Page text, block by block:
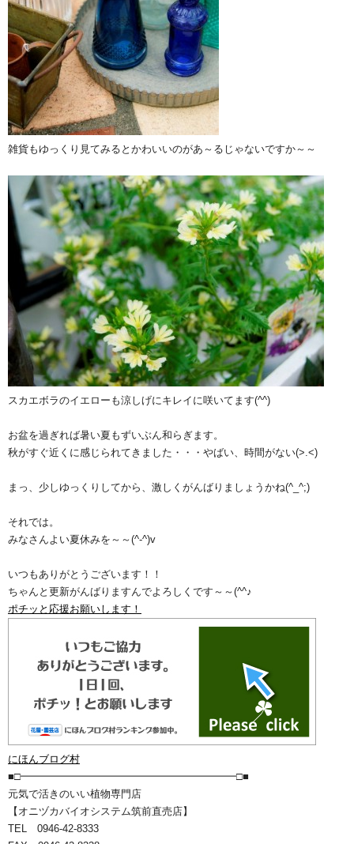
雑貨もゆっくり見てみるとかわいいのがあ～るじゃないですか～～
スカエボラのイエローも涼しげにキレイに咲いてます(^^)
お盆を過ぎれば暑い夏もずいぶん和らぎます。
秋がすぐ近くに感じられてきました・・・やばい、時間がない(>.<)
まっ、少しゆっくりしてから、激しくがんばりましょうかね(^_^;)
それでは。
みなさんよい夏休みを～～(^-^)v
いつもありがとうございます！！
ちゃんと更新がんばりますんでよろしくです～～(^^♪
ポチッと応援お願いします！
にほんブログ村
■□━━━━━━━━━━━━━━━━━━━━━□■
元気で活きのいい植物専門店
【オニヅカバイオシステム筑前直売店】
TEL 0946-42-8333